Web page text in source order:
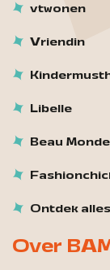
vtwonen
Vriendin
Libelle
Beau Monde
Ontdek alles
Over